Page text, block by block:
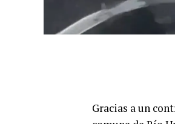
Gracias a un